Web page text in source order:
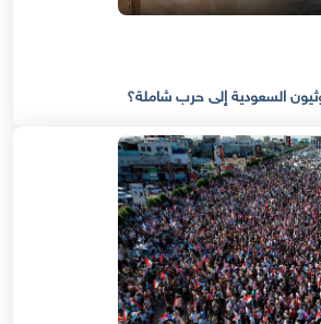
السعودية إلى حرب شاملة؟